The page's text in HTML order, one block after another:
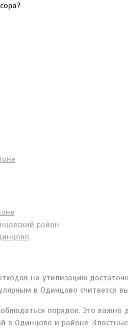
район
на утилизацию
в Одинцово считается
порядок. Это важно
в Одинцово и районе.